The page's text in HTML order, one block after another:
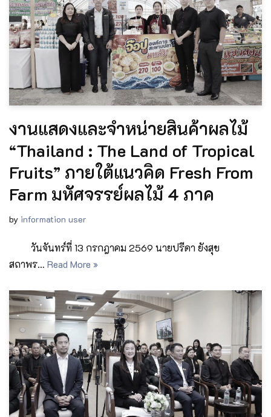
งานแสดงและจำหน่ายสินค้าผลไม้
“Thailand : The Land of Tropical
Fruits” ภายใต้แนวคิด Fresh From
Farm มหัศจรรย์ผลไม้ 4 ภาค
by information user
วันจันทร์ที่ 13 กรกฎาคม 2569 นายปรีดา ยังสุข
สถาพร… Read More »